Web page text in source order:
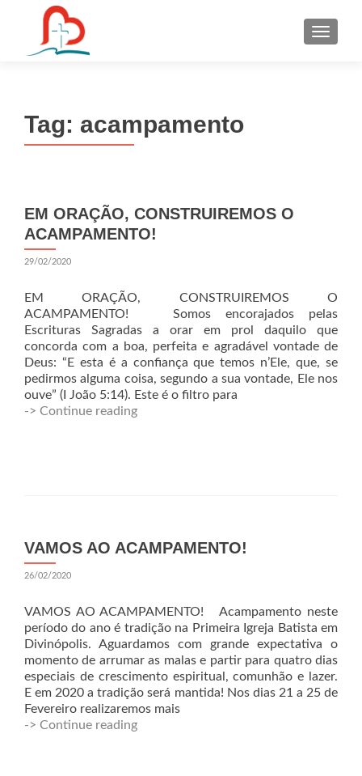
Tag: acampamento
EM ORAÇÃO, CONSTRUIREMOS O
ACAMPAMENTO!
29/02/2020
EM ORAÇÃO, CONSTRUIREMOS O
ACAMPAMENTO! Somos encorajados pelas
Escrituras Sagradas a orar em prol daquilo que
concorda com a boa, perfeita e agradável vontade de
Deus: “E esta é a confiança que temos n’Ele, que, se
pedirmos alguma coisa, segundo a sua vontade, Ele nos
ouve” (I João 5:14). Este é o filtro para
-> Continue reading
VAMOS AO ACAMPAMENTO!
26/02/2020
VAMOS AO ACAMPAMENTO! Acampamento neste
período do ano é tradição na Primeira Igreja Batista em
Divinópolis. Aguardamos com grande expectativa o
momento de arrumar as malas e partir para quatro dias
especiais de crescimento espiritual, comunhão e lazer.
E em 2020 a tradição será mantida! Nos dias 21 a 25 de
Fevereiro realizaremos mais
-> Continue reading